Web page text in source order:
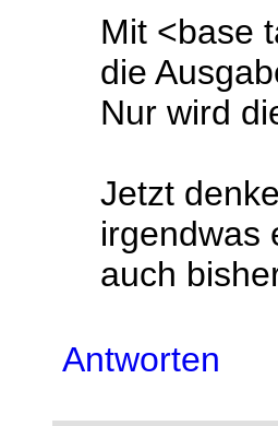
Mit <base
die
Nur wird
Jetzt
irgendwas
auch
Antworten